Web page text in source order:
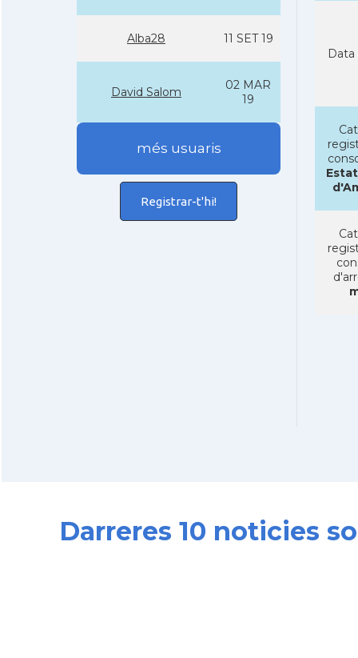
Alba28 11 SET 19
David Salom
02 MAR
19
més usuaris
Registrar-t'hi!
Data
Darreres 10 noticies